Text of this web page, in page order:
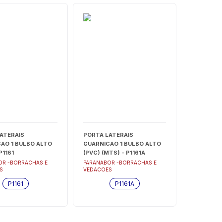
1 BULBO ALTO
-BORRACHAS E
P1161
PORTA LATERAIS
GUARNICAO 1 BULBO ALTO
(PVC) (MTS) - P1161A
PARANABOR -BORRACHAS E
VEDACOES
P1161A